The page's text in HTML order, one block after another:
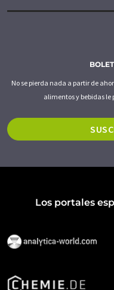
No se pierda nada a partir de
alimentos y bebidas le
Los portales